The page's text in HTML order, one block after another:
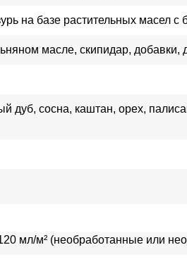
на базе растительных масел
масле, скипидар, добавки,
дуб, сосна, каштан, орех,
мл/м² (необработанные или